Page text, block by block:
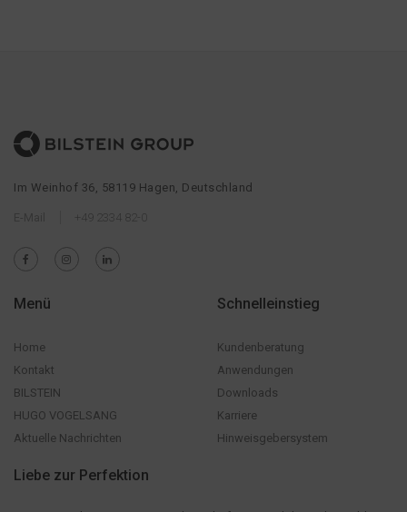
Im Weinhof 36, 58119 Hagen, Deutschland
+49 2334 82-0
Menü
Home
Kontakt
BILSTEIN
HUGO VOGELSANG
Aktuelle Nachrichten
Schnelleinstieg
Kundenberatung
Anwendungen
Downloads
Karriere
Hinweisgebersystem
Liebe zur Perfektion